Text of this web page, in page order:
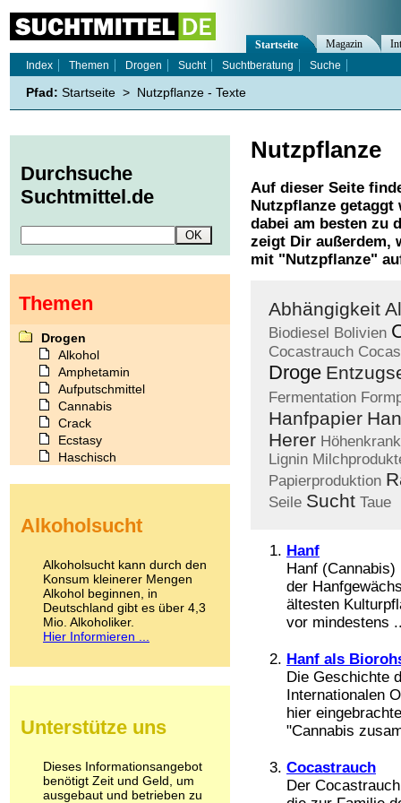
Nutzpflanze
Auf dieser Seite
Nutzpflanze getaggt
dabei am besten zu
zeigt Dir außerdem,
mit " Nutzpflanze"
Abhängigkeit
Biodiesel Bolivien
Cocastrauch
Droge
Fermentation
Hanfpapier
Herer
Lignin
Papierproduktion
Seile Sucht Taue
Hanf
Hanf
der
ältesten
vor mindestens
Hanf als
Die Geschichte
Internationalen
hier
"Cannabis
Cocastrauch
Der
Startseite Magazin
Index
Themen Drogen Sucht Suchtberatung Suche
Pfad: Startseite > Nutzpflanze - Texte
Durchsuche
Suchtmittel.de
Themen
Drogen
Alkohol
Amphetamin
Aufputschmittel
Cannabis
Crack
Ecstasy
Haschisch
Kokain
LSD
Marihuana
Medikamente
Meskalin
Metamphetamin
Methadon
Pilze
Psychopharmaka
Schlafmittel
Schmerzmittel
Alkoholsucht
Alkoholsucht kann durch den
Konsum kleinerer Mengen
Alkohol beginnen, in
Deutschland gibt es über 4,3
Mio. Alkoholiker.
Hier Informieren ...
Unterstütze uns
Dieses Informationsangebot
benötigt Zeit und Geld, um
ausgebaut und betrieben zu